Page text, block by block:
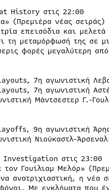
History στις 22:00
(Πρεμιέρα νέας σειράς)
επεισόδια και
τη μεταμόρφωσή της σε
φορές μεγαλύτερη
7η αγωνιστική
7η αγωνιστική
Μάντσεστερ Γ.-
9η αγωνιστική
Νιούκαστλ-
Investigation στις 23:00
τον Γουίλιαμ Μελόρ»
ανατριχιαστική, η